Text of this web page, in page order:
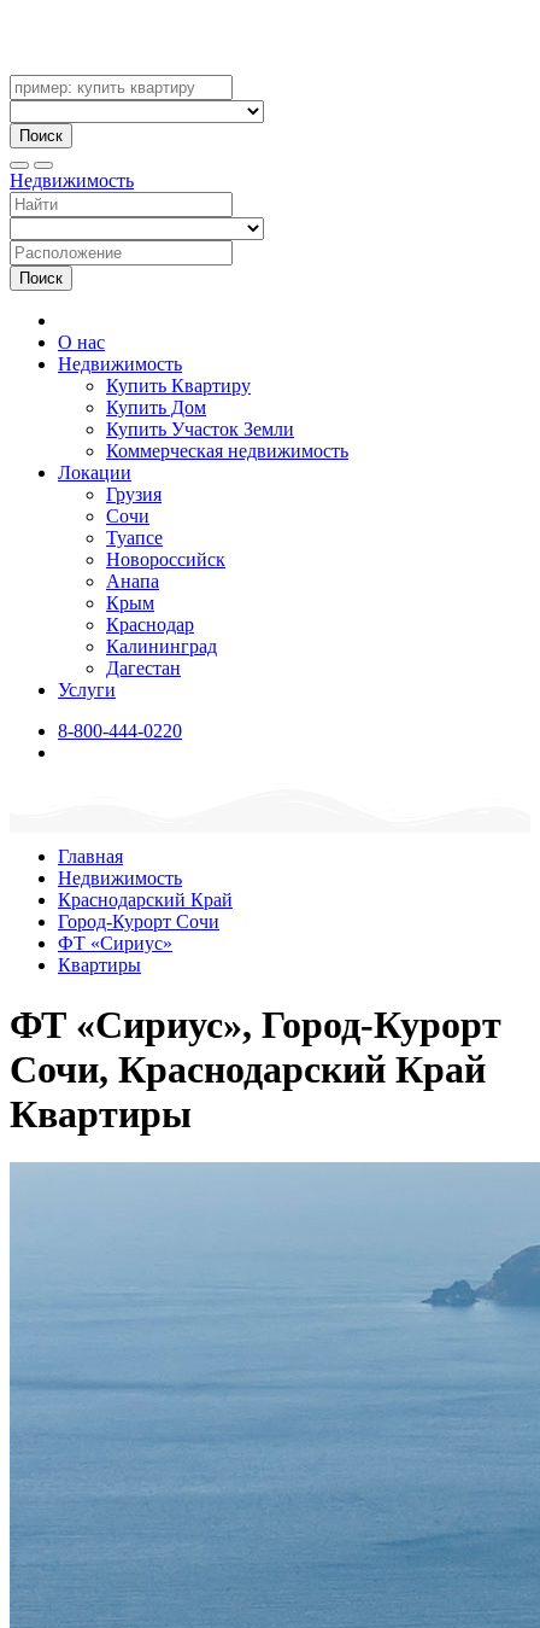
Поиск
Недвижимость
Поиск
О нас
Недвижимость
Купить Квартиру
Купить Дом
Купить Участок Земли
Коммерческая недвижимость
Локации
Грузия
Сочи
Туапсе
Новороссийск
Анапа
Крым
Краснодар
Калининград
Дагестан
Услуги
8-800-444-0220
Главная
Недвижимость
Краснодарский Край
Город-Курорт Сочи
ФТ «Сириус»
Квартиры
ФТ «Сириус», Город-Курорт
Сочи, Краснодарский Край
Квартиры